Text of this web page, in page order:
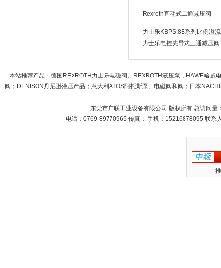
Rexroth直动式二通减压阀
力士乐KBPS.8B系列比例溢
力士乐电控先导式三通减压阀
本站推荐产品： 德国REXROTH力士乐电磁阀、REXROTH液压泵，HAWE哈威
阀；DENISON丹尼逊液压产品；意大利ATOS阿托斯泵、电磁阀和阀；日本
东莞市广联工业设备有限公司 版权所有 总访问量
电话：0769-89770965 传真： 手机：15216878095 联系